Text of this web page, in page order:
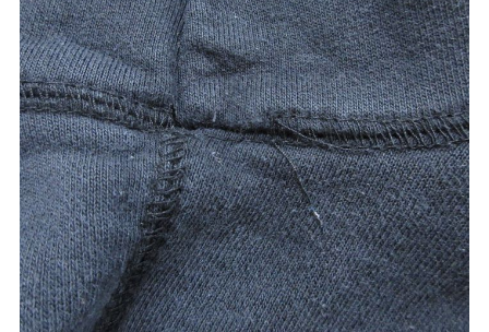
Youtube 古着屋Rush Out チャンネル
スタッフコーディネート
ご利用案内
お客様の声
レビュー1万件突破
お気に入りリスト
会員登録
メルマガ登録